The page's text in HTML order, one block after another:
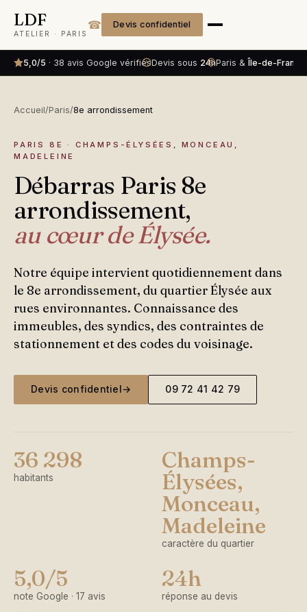
LDF
ATELIER · PARIS
☎ Devis confidentiel
5,0/5 · 38 avis Google vérifiésDevis sous 24hParis & Île-de-France
Accueil/Paris/8e arrondissement
PARIS 8E · CHAMPS-ÉLYSÉES, MONCEAU,
MADELEINE
Débarras Paris 8e
arrondissement,
au cœur de Élysée.
Notre équipe intervient quotidiennement dans
le 8e arrondissement, du quartier Élysée aux
rues environnantes. Connaissance des
immeubles, des syndics, des contraintes de
stationnement et des codes du voisinage.
Devis confidentiel→ 09 72 41 42 79
36 298
habitants
Champs-
Élysées,
Monceau,
Madeleine
caractère du quartier
5,0/5
note Google · 17 avis
24h
réponse au devis